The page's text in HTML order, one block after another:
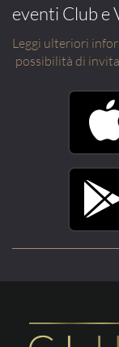
eventi Club e
Leggi ulteriori
possibilità di